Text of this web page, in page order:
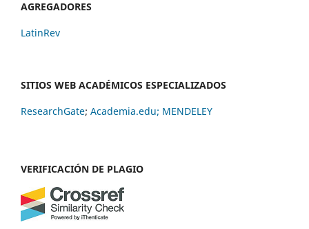
AGREGADORES
LatinRev
SITIOS WEB ACADÉMICOS ESPECIALIZADOS
ResearchGate; Academia.edu; MENDELEY
VERIFICACIÓN DE PLAGIO